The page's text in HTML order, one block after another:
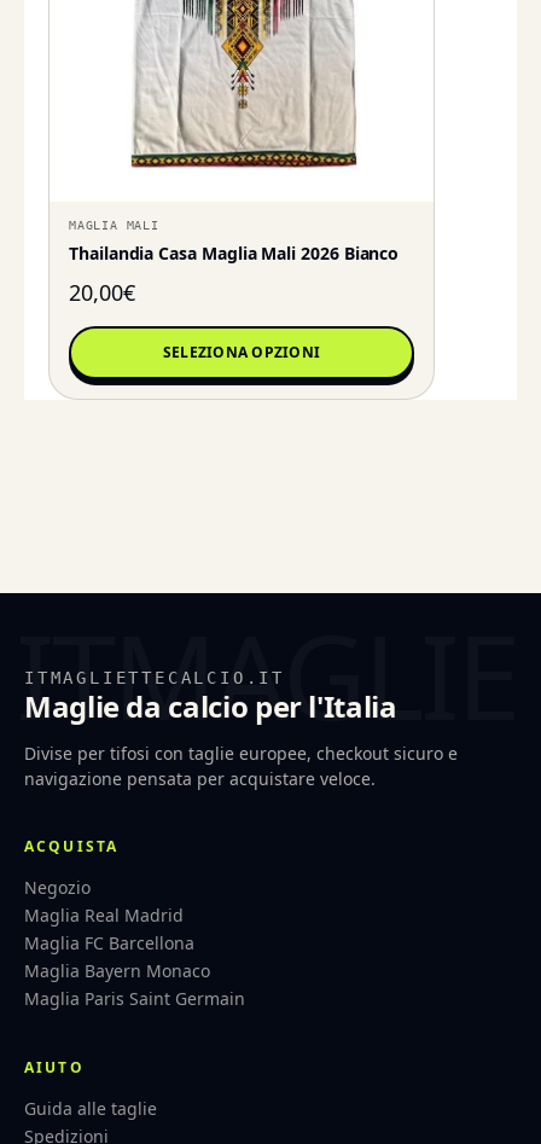
MAGLIA MALI
Thailandia Casa Maglia Mali 2026 Bianco
20,00€
SELEZIONA OPZIONI
ITMAGLIETTECALCIO.IT
Maglie da calcio per l'Italia
Divise per tifosi con taglie europee, checkout sicuro e
navigazione pensata per acquistare veloce.
ACQUISTA
Negozio
Maglia Real Madrid
Maglia FC Barcellona
Maglia Bayern Monaco
Maglia Paris Saint Germain
AIUTO
Guida alle taglie
Spedizioni